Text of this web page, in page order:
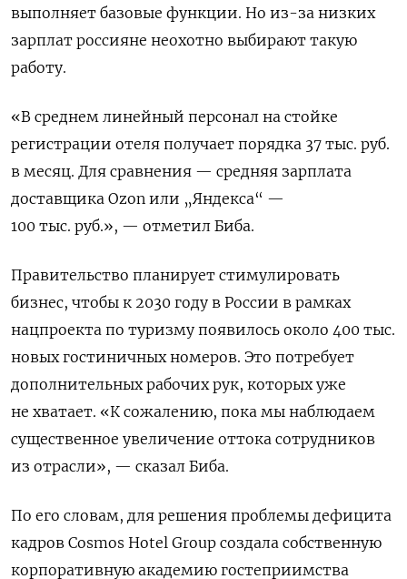
выполняет базовые функции. Но из-за низких
зарплат россияне неохотно выбирают такую
работу.
«В среднем линейный персонал на стойке
регистрации отеля получает порядка 37 тыс. руб.
в месяц. Для сравнения — средняя зарплата
доставщика Ozon или „Яндекса“ —
100 тыс. руб.», — отметил Биба.
Правительство планирует стимулировать
бизнес, чтобы к 2030 году в России в рамках
нацпроекта по туризму появилось около 400 тыс.
новых гостиничных номеров. Это потребует
дополнительных рабочих рук, которых уже
не хватает. «К сожалению, пока мы наблюдаем
существенное увеличение оттока сотрудников
из отрасли», — сказал Биба.
По его словам, для решения проблемы дефицита
кадров Cosmos Hotel Group создала собственную
корпоративную академию гостеприимства